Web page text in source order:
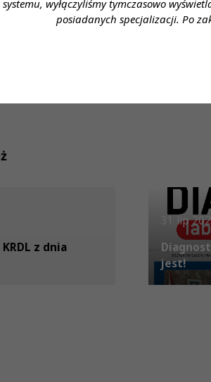
systemu, wyłączyliśmy tymczasowo
posiadanych specjalizacji. Po
najszczersze kondolencje.
z dnia
31 lip
jest!